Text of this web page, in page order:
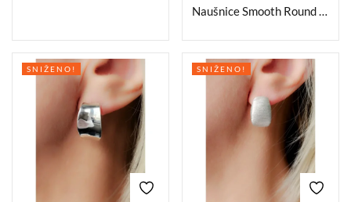
Naušnice Smooth Round Ag
SNIŽENO! SNIŽENO!